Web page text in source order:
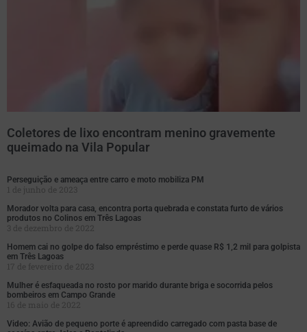
Coletores de lixo encontram menino gravemente
queimado na Vila Popular
Perseguição e ameaça entre carro e moto mobiliza PM
1 de junho de 2023
Morador volta para casa, encontra porta quebrada e constata furto de vários
produtos no Colinos em Três Lagoas
3 de dezembro de 2022
Homem cai no golpe do falso empréstimo e perde quase R$ 1,2 mil para golpista
em Três Lagoas
17 de fevereiro de 2023
Mulher é esfaqueada no rosto por marido durante briga e socorrida pelos
bombeiros em Campo Grande
16 de maio de 2022
Video: Avião de pequeno porte é apreendido carregado com pasta base de